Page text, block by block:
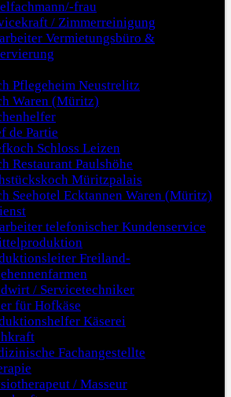
frau
/ Zimmerreinigung
Vermietungsbüro &
Pflegeheim Neustrelitz
Waren (Müritz)
de Partie
Schloss Leizen
Restaurant Paulshöhe
Müritzpalais
Seehotel Ecktannen Waren (Müritz)
telefonischer Kundenservice
Freiland-
/ Servicetechniker
für Hofkäse
Käserei
Fachangestellte
/ Masseur